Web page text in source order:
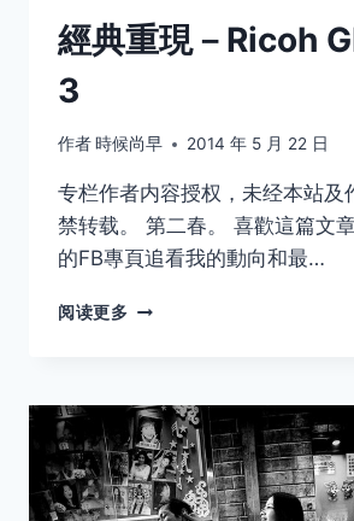
經典重現－Ricoh
3
作者時候尚早 2014 年 5 月 22 日
专栏作者内容授权，未经本站及
禁转载。 第二春。 喜歡這篇文
的FB專頁追看我的動向和最…
阅读更多
－
RICOH
GR
＋
GW-